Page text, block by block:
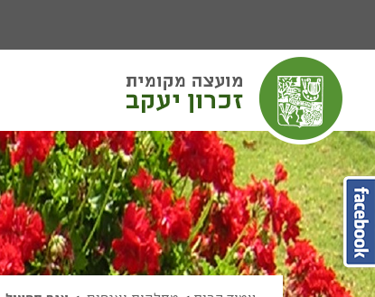
הגדל גודל פונט
הקטן גודל פונט
מצב ניגודיות גבוהה
מצב ניגודיות נמוכה
הצג קישורים
הצהרת נגישות